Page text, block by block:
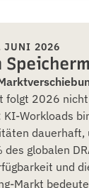
JUNI 2026
folgt 2026
Workloads
dauerhaft,
globalen
und
Markt